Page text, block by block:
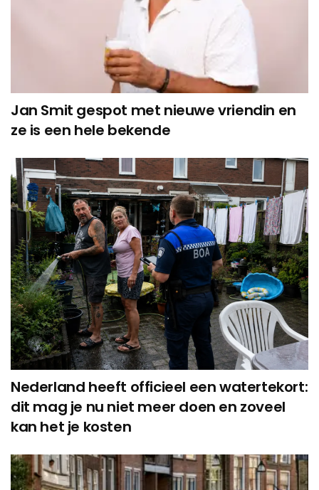
Jan Smit gespot met nieuwe vriendin en
ze is een hele bekende
Nederland heeft officieel een watertekort:
dit mag je nu niet meer doen en zoveel
kan het je kosten